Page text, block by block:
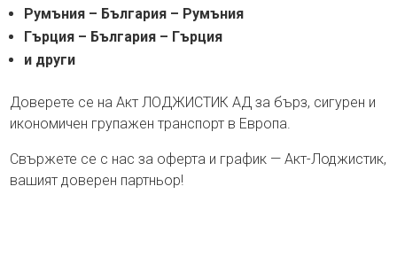
Румъния – България – Румъния
Гърция – България – Гърция
и други
Доверете се на Акт ЛОДЖИСТИК АД за бърз, сигурен и
икономичен групажен транспорт в Европа.
Свържете се с нас за оферта и график — Акт-Лоджистик,
вашият доверен партньор!